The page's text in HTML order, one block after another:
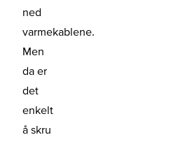
ned
varmekablene.
Men
da er
det
enkelt
å skru